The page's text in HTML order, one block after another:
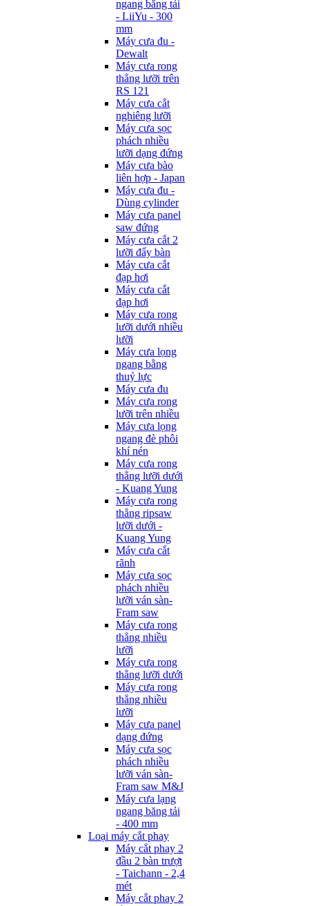
ngang băng tải
- LiiYu - 300
mm
Máy cưa đu -
Dewalt
Máy cưa rong
thẳng lưỡi trên
RS 121
Máy cưa cắt
nghiêng lưỡi
Máy cưa sọc
phách nhiều
lưỡi dạng đứng
Máy cưa bào
liên hợp - Japan
Máy cưa đu -
Dùng cylinder
Máy cưa panel
saw đứng
Máy cưa cắt 2
lưỡi đẩy bàn
Máy cưa cắt
đạp hơi
Máy cưa cắt
đạp hơi
Máy cưa rong
lưỡi dưới nhiều
lưỡi
Máy cưa lọng
ngang bằng
thuỷ lực
Máy cưa đu
Máy cưa rong
lưỡi trên nhiều
Máy cưa lọng
ngang đè phôi
khí nén
Máy cưa rong
thẳng lưỡi dưới
- Kuang Yung
Máy cưa rong
thẳng ripsaw
lưỡi dưới -
Kuang Yung
Máy cưa cắt
rãnh
Máy cưa sọc
phách nhiều
lưỡi ván sàn-
Fram saw
Máy cưa rong
thẳng nhiều
lưỡi
Máy cưa rong
thẳng lưỡi dưới
Máy cưa rong
thẳng nhiều
lưỡi
Máy cưa panel
dạng đứng
Máy cưa sọc
phách nhiều
lưỡi ván sàn-
Fram saw M&J
Máy cưa lạng
ngang băng tải
- 400 mm
Loại máy cắt phay
Máy cắt phay 2
đầu 2 bàn trượt
- Taichann - 2,4
mét
Máy cắt phay 2